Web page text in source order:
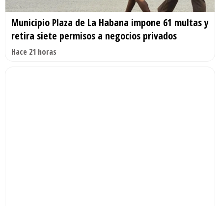
Municipio Plaza de La Habana impone 61 multas y
retira siete permisos a negocios privados
Hace 21 horas